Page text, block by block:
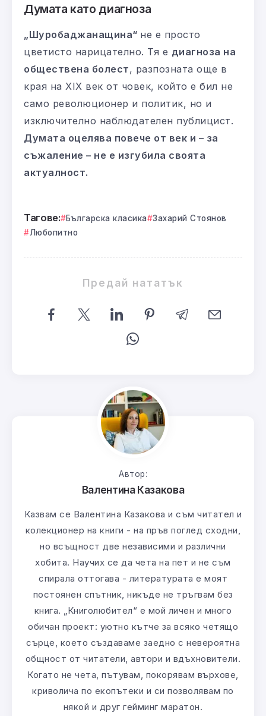
Думата като диагноза
„Шуробаджанащина“ не е просто
цветисто нарицателно. Тя е диагноза на
обществена болест, разпозната още в
края на XIX век от човек, който е бил не
само революционер и политик, но и
изключително наблюдателен публицист.
Думата оцелява повече от век и – за
съжаление – не е изгубила своята
актуалност.
Тагове: Българска класика
Захарий Стоянов
Любопитно
Предай нататък
Автор:
Валентина Казакова
Казвам се Валентина Казакова и съм читател и
колекционер на книги - на пръв поглед сходни,
но всъщност две независими и различни
хобита. Научих се да чета на пет и не съм
спирала оттогава - литературата е моят
постоянен спътник, никъде не тръгвам без
книга. „Книголюбител“ е мой личен и много
обичан проект: уютно кътче за всяко четящо
сърце, което създаваме заедно с невероятна
общност от читатели, автори и вдъхновители.
Когато не чета, пътувам, покорявам върхове,
криволича по екопътеки и си позволявам по
някой и друг гейминг маратон.